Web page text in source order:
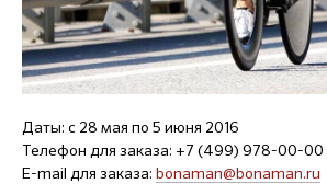
Даты: с 28 мая по 5 июня 2016
Телефон для заказа: +7 (499) 978-00-00
E-mail для заказа: bonaman@bonaman.ru